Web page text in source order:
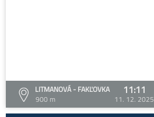
LITMANOVÁ - FAKĽOVKA
900 m
11:11
11. 12. 2025